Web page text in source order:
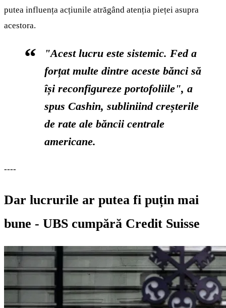
putea influența acțiunile atrăgând atenția pieței asupra
acestora.
"Acest lucru este sistemic. Fed a
forțat multe dintre aceste bănci să
își reconfigureze portofoliile", a
spus Cashin, subliniind creșterile
de rate ale băncii centrale
americane.
----
Dar lucrurile ar putea fi puțin mai
bune - UBS cumpără Credit Suisse